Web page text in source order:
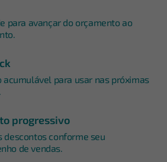
para avançar do orçamento ao
acumulável para usar nas próximas
progressivo
descontos conforme seu
de vendas.